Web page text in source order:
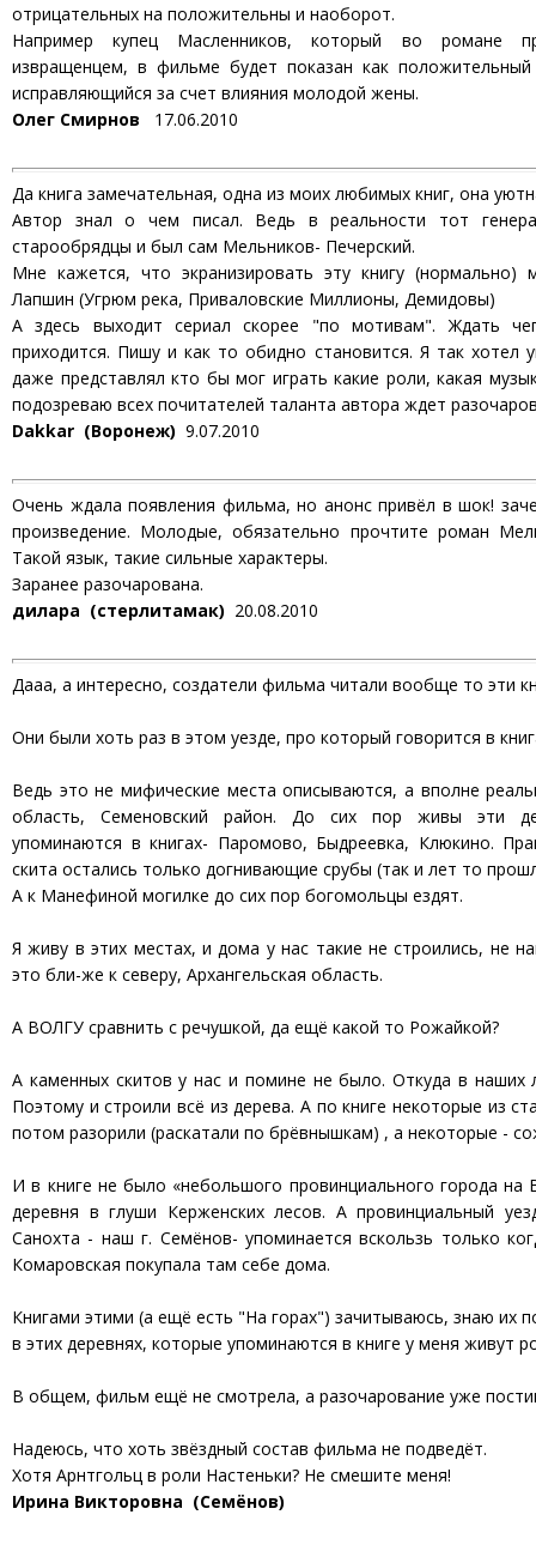
отрицательных на положительны и наоборот.
Например купец Масленников, который во романе
извращенцем, в фильме будет показан как
исправляющийся за счет влияния молодой жены.
Олег Смирнов 17.06.2010
Да книга замечательная, одна из моих любимых книг, она
Автор знал о чем писал. Ведь в реальности тот
старообрядцы и был сам Мельников- Печерский.
Мне кажется, что экранизировать эту книгу (нормально)
Лапшин (Угрюм река, Приваловские Миллионы, Демидовы)
А здесь выходит сериал скорее "по мотивам". Ждать
приходится. Пишу и как то обидно становится. Я так хотел
даже представлял кто бы мог играть какие роли, какая
подозреваю всех почитателей таланта автора ждет
Dakkar (Воронеж) 9.07.2010
Очень ждала появления фильма, но анонс привёл в шок!
произведение. Молодые, обязательно прочтите роман
Такой язык, такие сильные характеры.
Заранее разочарована.
дилара (стерлитамак) 20.08.2010
Дааа, а интересно, создатели фильма читали вообще то эти
Они были хоть раз в этом уезде, про который говорится в
Ведь это не мифические места описываются, а вполне
область, Семеновский район. До сих пор живы эти
упоминаются в книгах- Паромово, Быдреевка, Клюкино.
скита остались только догнивающие срубы (так и лет то
А к Манефиной могилке до сих пор богомольцы ездят.
Я живу в этих местах, и дома у нас такие не строились, не
это бли-же к северу, Архангельская область.
А ВОЛГУ сравнить с речушкой, да ещё какой то Рожайкой?
А каменных скитов у нас и помине не было. Откуда в наших
Поэтому и строили всё из дерева. А по книге некоторые из
потом разорили (раскатали по брёвнышкам) , а некоторые -
И в книге не было «небольшого провинциального города на
деревня в глуши Керженских лесов. А провинциальный
Санохта - наш г. Семёнов- упоминается вскользь только
Комаровская покупала там себе дома.
Книгами этими (а ещё есть "На горах") зачитываюсь, знаю их
в этих деревнях, которые упоминаются в книге у меня живут
В общем, фильм ещё не смотрела, а разочарование уже
Надеюсь, что хоть звёздный состав фильма не подведёт.
Хотя Арнтгольц в роли Настеньки? Не смешите меня!
Ирина Викторовна (Семёнов)